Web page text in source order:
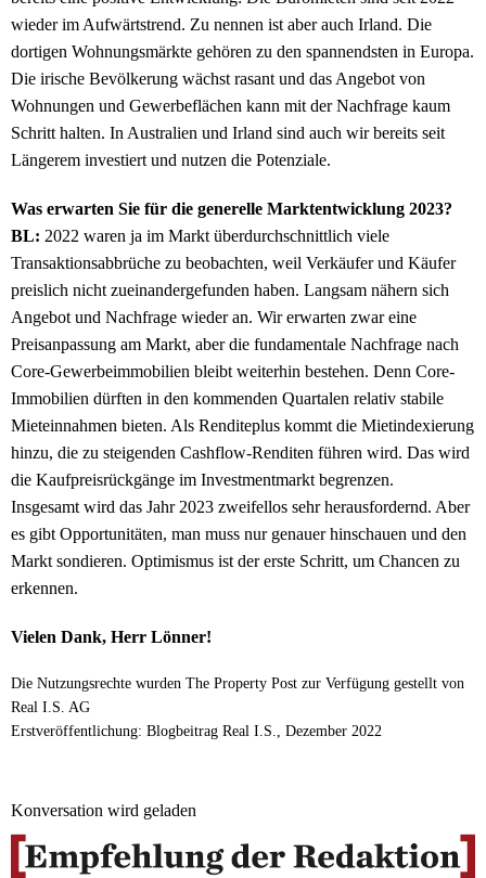
wieder im Aufwärtstrend. Zu nennen ist aber auch Irland. Die
dortigen Wohnungsmärkte gehören zu den spannendsten in Europa.
Die irische Bevölkerung wächst rasant und das Angebot von
Wohnungen und Gewerbeflächen kann mit der Nachfrage kaum
Schritt halten. In Australien und Irland sind auch wir bereits seit
Längerem investiert und nutzen die Potenziale.
Was erwarten Sie für die generelle Marktentwicklung 2023?
BL: 2022 waren ja im Markt überdurchschnittlich viele
Transaktionsabbrüche zu beobachten, weil Verkäufer und Käufer
preislich nicht zueinandergefunden haben. Langsam nähern sich
Angebot und Nachfrage wieder an. Wir erwarten zwar eine
Preisanpassung am Markt, aber die fundamentale Nachfrage nach
Core-Gewerbeimmobilien bleibt weiterhin bestehen. Denn Core-
Immobilien dürften in den kommenden Quartalen relativ stabile
Mieteinnahmen bieten. Als Renditeplus kommt die Mietindexierung
hinzu, die zu steigenden Cashflow-Renditen führen wird. Das wird
die Kaufpreisrückgänge im Investmentmarkt begrenzen.
Insgesamt wird das Jahr 2023 zweifellos sehr herausfordernd. Aber
es gibt Opportunitäten, man muss nur genauer hinschauen und den
Markt sondieren. Optimismus ist der erste Schritt, um Chancen zu
erkennen.
Vielen Dank, Herr Lönner!
Die Nutzungsrechte wurden The Property Post zur Verfügung gestellt von
Real I.S. AG
Erstveröffentlichung: Blogbeitrag Real I.S., Dezember 2022
Konversation wird geladen